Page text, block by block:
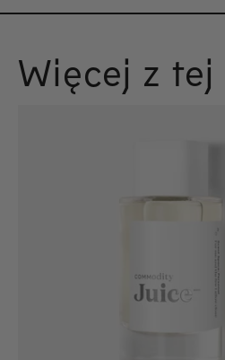
Więcej z tej